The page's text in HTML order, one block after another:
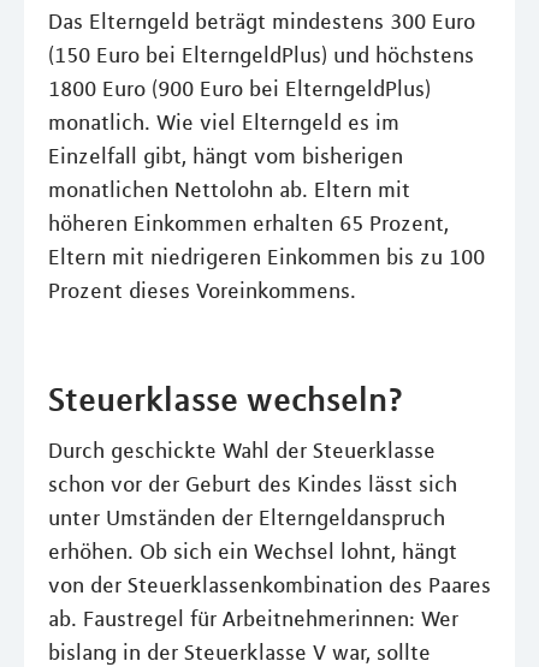
Das Elterngeld beträgt mindestens 300 Euro
(150 Euro bei ElterngeldPlus) und höchstens
1800 Euro (900 Euro bei ElterngeldPlus)
monatlich. Wie viel Elterngeld es im
Einzelfall gibt, hängt vom bisherigen
monatlichen Nettolohn ab. Eltern mit
höheren Einkommen erhalten 65 Prozent,
Eltern mit niedrigeren Einkommen bis zu 100
Prozent dieses Voreinkommens.
Steuerklasse wechseln?
Durch geschickte Wahl der Steuerklasse
schon vor der Geburt des Kindes lässt sich
unter Umständen der Elterngeldanspruch
erhöhen. Ob sich ein Wechsel lohnt, hängt
von der Steuerklassenkombination des Paares
ab. Faustregel für Arbeitnehmerinnen: Wer
bislang in der Steuerklasse V war, sollte